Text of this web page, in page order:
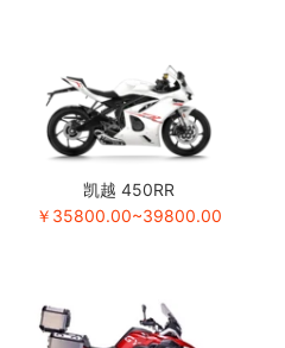
凯越 450RR
￥35800.00~39800.00